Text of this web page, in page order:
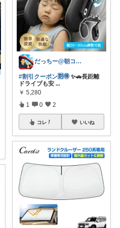
だっちー@朝コレ5時🚗カー用品探求家
#割引クーポン🈹🉐 ✨🚗長距離
ドライブも安 ...
￥ 5,280
1 0 2
コレ いいね